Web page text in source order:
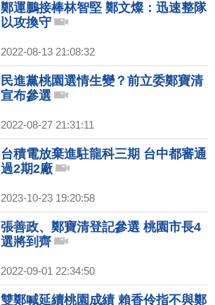
鄭運鵬接棒林智堅 鄭文燦：迅速整隊
以攻換守
2022-08-13 21:08:32
民進黨桃園選情生變？前立委鄭寶清
宣布參選
2022-08-27 21:31:11
台積電放棄進駐龍科三期 台中都審通
過2期2廠
2023-10-23 19:20:58
張善政、鄭寶清登記參選 桃園市長4
選將到齊
2022-09-01 22:34:50
雙鄭喊延續桃園成績 賴香伶指不與鄭